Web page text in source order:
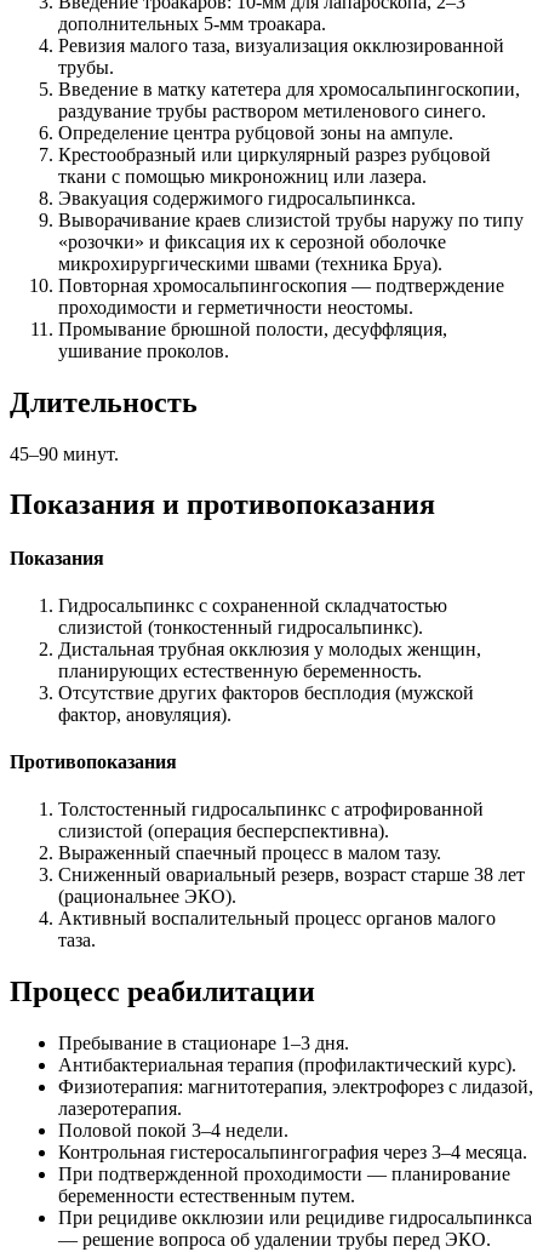
дополнительных 5-мм троакара.
Ревизия малого таза, визуализация окклюзированной
трубы.
Введение в матку катетера для хромосальпингоскопии,
раздувание трубы раствором метиленового синего.
Определение центра рубцовой зоны на ампуле.
Крестообразный или циркулярный разрез рубцовой
ткани с помощью микроножниц или лазера.
Эвакуация содержимого гидросальпинкса.
Выворачивание краев слизистой трубы наружу по типу
«розочки» и фиксация их к серозной оболочке
микрохирургическими швами (техника Бруа).
Повторная хромосальпингоскопия — подтверждение
проходимости и герметичности неостомы.
Промывание брюшной полости, десуффляция,
ушивание проколов.
Длительность
45–90 минут.
Показания и противопоказания
Показания
Гидросальпинкс с сохраненной складчатостью
слизистой (тонкостенный гидросальпинкс).
Дистальная трубная окклюзия у молодых женщин,
планирующих естественную беременность.
Отсутствие других факторов бесплодия (мужской
фактор, ановуляция).
Противопоказания
Толстостенный гидросальпинкс с атрофированной
слизистой (операция бесперспективна).
Выраженный спаечный процесс в малом тазу.
Сниженный овариальный резерв, возраст старше 38 лет
(рациональнее ЭКО).
Активный воспалительный процесс органов малого
таза.
Процесс реабилитации
Пребывание в стационаре 1–3 дня.
Антибактериальная терапия (профилактический курс).
Физиотерапия: магнитотерапия, электрофорез с лидазой,
лазеротерапия.
Половой покой 3–4 недели.
Контрольная гистеросальпингография через 3–4 месяца.
При подтвержденной проходимости — планирование
беременности естественным путем.
При рецидиве окклюзии или рецидиве гидросальпинкса
— решение вопроса об удалении трубы перед ЭКО.